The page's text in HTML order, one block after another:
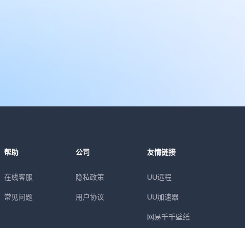
帮助
在线客服
常见问题
公司
隐私政策
用户协议
友情链接
UU远程
UU加速器
网易千千壁纸